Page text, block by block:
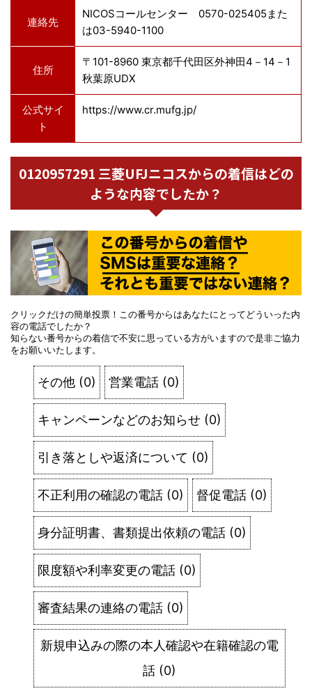
連絡先
NICOSコールセンター 0570-025405また
は03-5940-1100
住所
〒101-8960 東京都千代田区外神田4－14－1
秋葉原UDX
公式サイ
ト
https://www.cr.mufg.jp/
0120957291 三菱UFJニコスからの着信はどの
ような内容でしたか？
クリックだけの簡単投票！この番号からはあなたにとってどういった内
容の電話でしたか？
知らない番号からの着信で不安に思っている方がいますので是非ご協力
をお願いいたします。
その他 (0) 営業電話 (0)
キャンペーンなどのお知らせ (0)
引き落としや返済について (0)
不正利用の確認の電話 (0) 督促電話 (0)
身分証明書、書類提出依頼の電話 (0)
限度額や利率変更の電話 (0)
審査結果の連絡の電話 (0)
新規申込みの際の本人確認や在籍確認の電
話 (0)